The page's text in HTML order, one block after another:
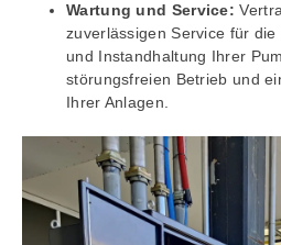
Wartung und Service:
zuverlässigen Service für
und Instandhaltung Ihrer
störungsfreien Betrieb und
Ihrer Anlagen.